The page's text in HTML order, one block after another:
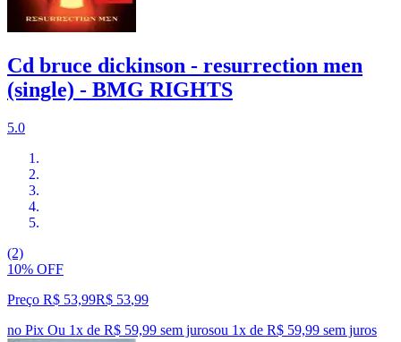
Cd bruce dickinson - resurrection men
(single) - BMG RIGHTS
5.0
(2)
10% OFF
Preço R$ 53,99R$ 53,99
no Pix Ou 1x de R$ 59,99 sem jurosou 1x de R$ 59,99 sem juros